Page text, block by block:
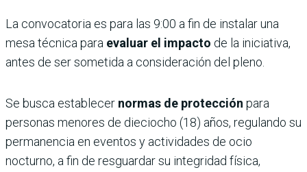
La convocatoria es para las 9:00 a fin de instalar una
mesa técnica para evaluar el impacto de la iniciativa,
antes de ser sometida a consideración del pleno.
Se busca establecer normas de protección para
personas menores de dieciocho (18) años, regulando su
permanencia en eventos y actividades de ocio
nocturno, a fin de resguardar su integridad física,